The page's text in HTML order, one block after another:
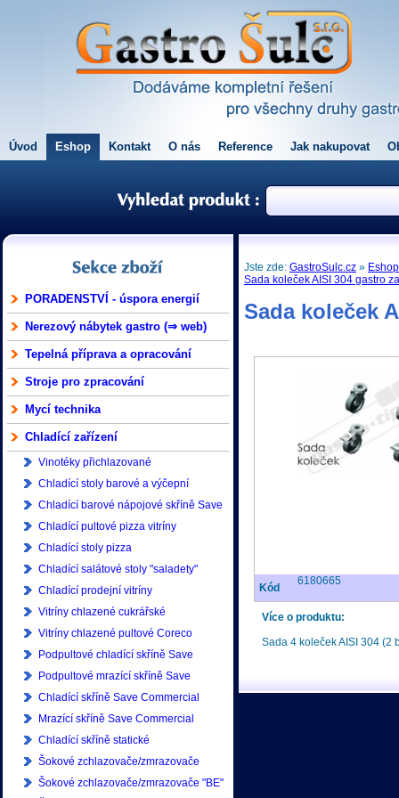
Úvod Eshop Kontakt O nás Reference Jak nakupovat
PORADENSTVÍ - úspora energií
Nerezový nábytek gastro (⇒ web)
Tepelná příprava a opracování
Stroje pro zpracování
Mycí technika
Chladící zařízení
Vinotéky přichlazované
Chladící stoly barové a výčepní
Chladící barové nápojové skříně Save
Commercial
Chladící pultové pizza vitríny
Chladící stoly pizza
Chladící salátové stoly "saladety"
Chladící prodejní vitríny
Vitríny chlazené cukrářské
Vitríny chlazené pultové Coreco
Podpultové chladící skříně Save
Commercial
Podpultové mrazící skříně Save
Commercial
Chladící skříně Save Commercial
400/500/600 litrů
Mrazící skříně Save Commercial
400/500/600 litrů
Chladící skříně statické
Šokové zchlazovače/zmrazovače
Asber
Šokové zchlazovače/zmrazovače "BE"
Jste zde:GastroSulc.cz » Eshop
Sada koleček AISI 304 gastro
Sada koleček
Kód
6180665
Více o produktu:
Sada 4 koleček AISI 304 (2